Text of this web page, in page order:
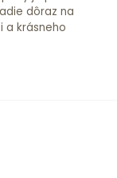
dôraz na
a krásneho